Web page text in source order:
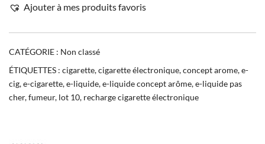
Ajouter à mes produits favoris
CATÉGORIE : Non classé
ÉTIQUETTES : cigarette,cigarette électronique,concept arome,e-
cig,e-cigarette,e-liquide,e-liquide concept arôme,e-liquide pas
cher,fumeur, lot 10, recharge cigarette électronique